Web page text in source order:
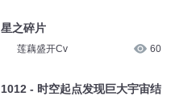
星之碎片
莲藕盛开Cv 60
1012 - 时空起点发现巨大宇宙结